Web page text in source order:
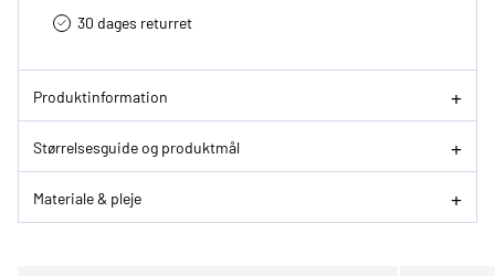
30 dages returret
Produktinformation
Størrelsesguide og produktmål
Materiale & pleje